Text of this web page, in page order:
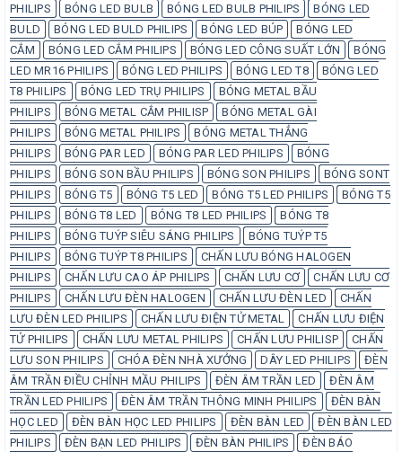
PHILIPS
BÓNG LED BULB BÓNG LED BULB PHILIPS
BÓNG LED
BULD
BÓNG LED BULD PHILIPS BÓNG LED BÚP
BÓNG LED
CẮM
BÓNG LED CẮM PHILIPS BÓNG LED CÔNG SUẤT LỚN
BÓNG
LED MR16 PHILIPS
BÓNG LED PHILIPS BÓNG LED T8
BÓNG LED
T8 PHILIPS
BÓNG LED TRỤ PHILIPS
BÓNG METAL BẦU
PHILIPS
BÓNG METAL CẮM PHILISP
BÓNG METAL GÀI
PHILIPS
BÓNG METAL PHILIPS
BÓNG METAL THẲNG
PHILIPS
BÓNG PAR LED BÓNG PAR LED PHILIPS
BÓNG
PHILIPS
BÓNG SON BẦU PHILIPS BÓNG SON PHILIPS
BÓNG SONT
PHILIPS
BÓNG T5 BÓNG T5 LED BÓNG T5 LED PHILIPS
BÓNG T5
PHILIPS
BÓNG T8 LED BÓNG T8 LED PHILIPS
BÓNG T8
PHILIPS
BÓNG TUÝP SIÊU SÁNG PHILIPS
BÓNG TUÝP T5
PHILIPS
BÓNG TUÝP T8 PHILIPS
CHẤN LƯU BÓNG HALOGEN
PHILIPS
CHẤN LƯU CAO ÁP PHILIPS CHẤN LƯU CƠ
CHẤN LƯU CƠ
PHILIPS
CHẤN LƯU ĐÈN HALOGEN CHẤN LƯU ĐÈN LED
CHẤN
LƯU ĐÈN LED PHILIPS
CHẤN LƯU ĐIỆN TỬ METAL
CHẤN LƯU ĐIỆN
TỬ PHILIPS
CHẤN LƯU METAL PHILIPS CHẤN LƯU PHILISP
CHẤN
LƯU SON PHILIPS
CHÓA ĐÈN NHÀ XƯỞNG DÂY LED PHILIPS
ĐÈN
ÂM TRẦN ĐIỀU CHỈNH MẦU PHILIPS
ĐÈN ÂM TRẦN LED
ĐÈN ÂM
TRẦN LED PHILIPS
ĐÈN ÂM TRẦN THÔNG MINH PHILIPS
ĐÈN BÀN
HỌC LED
ĐÈN BÀN HỌC LED PHILIPS ĐÈN BÀN LED
ĐÈN BÀN LED
PHILIPS
ĐÈN BẠN LED PHILIPS ĐÈN BÀN PHILIPS
ĐÈN BÁO